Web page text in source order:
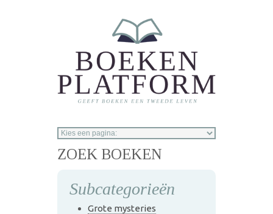
ZOEK BOEKEN
Subcategorieën
Grote mysteries